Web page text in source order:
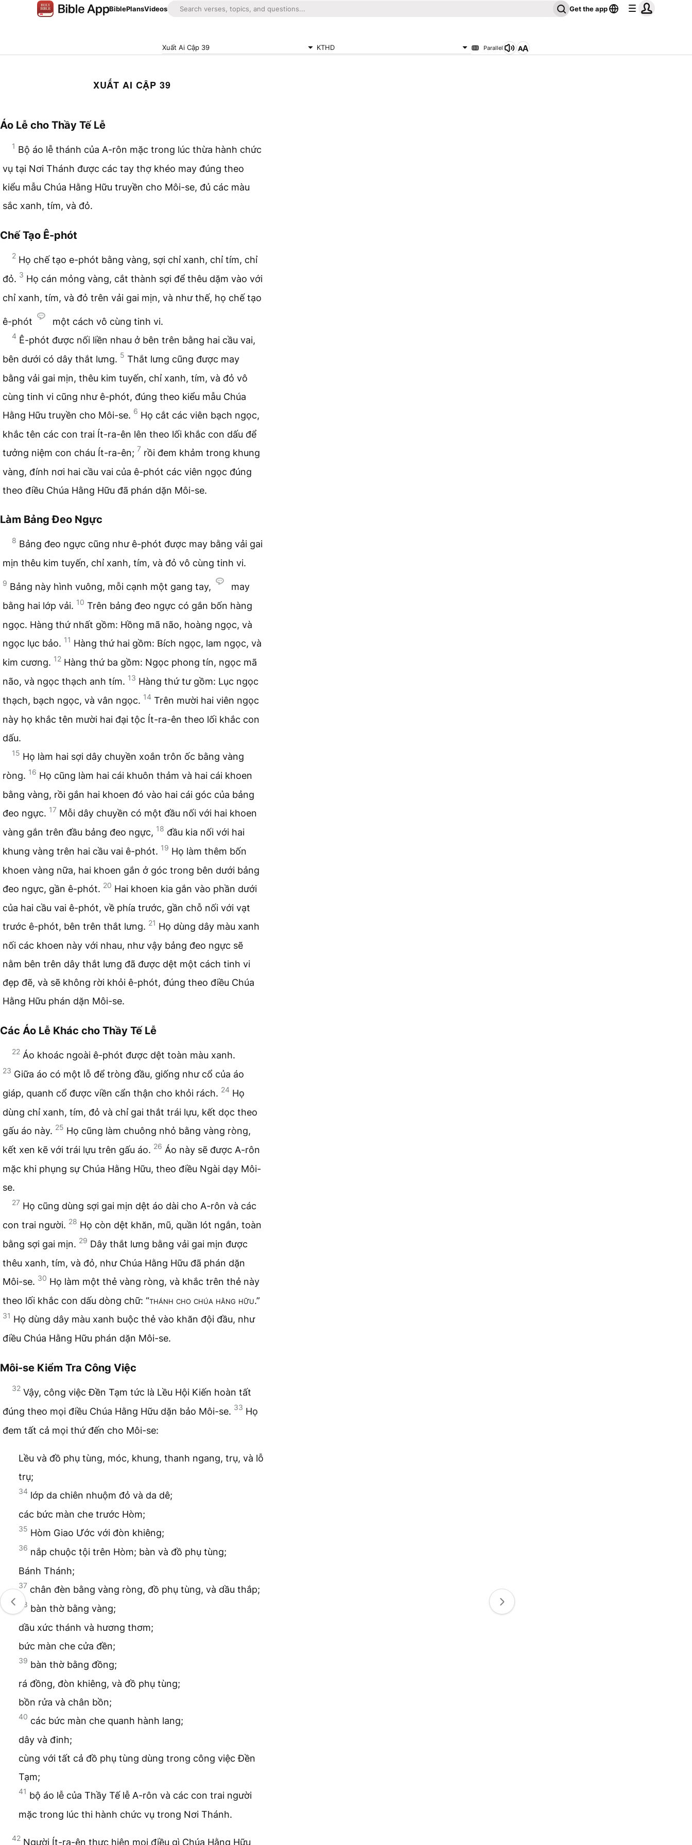
BiblePlansVideos Get the app
Xuất Ai Cập 39 KTHD Parallel
XUẤT AI CẬP 39
Áo Lễ cho Thầy Tế Lễ
1 Bộ áo lễ thánh của A-rôn mặc trong lúc thừa hành chức
vụ tại Nơi Thánh được các tay thợ khéo may đúng theo
kiểu mẫu Chúa Hằng Hữu truyền cho Môi-se, đủ các màu
sắc xanh, tím, và đỏ.
Chế Tạo Ê-phót
2 Họ chế tạo e-phót bằng vàng, sợi chỉ xanh, chỉ tím, chỉ
đỏ. 3 Họ cán mỏng vàng, cắt thành sợi để thêu dặm vào với
chỉ xanh, tím, và đỏ trên vải gai mịn, và như thế, họ chế tạo
ê-phót một cách vô cùng tinh vi.
4 Ê-phót được nối liền nhau ở bên trên bằng hai cầu vai,
bên dưới có dây thắt lưng. 5 Thắt lưng cũng được may
bằng vải gai mịn, thêu kim tuyến, chỉ xanh, tím, và đỏ vô
cùng tinh vi cũng như ê-phót, đúng theo kiểu mẫu Chúa
Hằng Hữu truyền cho Môi-se. 6 Họ cắt các viên bạch ngọc,
khắc tên các con trai Ít-ra-ên lên theo lối khắc con dấu để
tưởng niệm con cháu Ít-ra-ên; 7 rồi đem khảm trong khung
vàng, đính nơi hai cầu vai của ê-phót các viên ngọc đúng
theo điều Chúa Hằng Hữu đã phán dặn Môi-se.
Làm Bảng Đeo Ngực
8 Bảng đeo ngực cũng như ê-phót được may bằng vải gai
mịn thêu kim tuyến, chỉ xanh, tím, và đỏ vô cùng tinh vi.
9 Bảng này hình vuông, mỗi cạnh một gang tay,
may
bằng hai lớp vải. 10 Trên bảng đeo ngực có gắn bốn hàng
ngọc. Hàng thứ nhất gồm: Hồng mã não, hoàng ngọc, và
ngọc lục bảo. 11 Hàng thứ hai gồm: Bích ngọc, lam ngọc, và
kim cương. 12 Hàng thứ ba gồm: Ngọc phong tín, ngọc mã
não, và ngọc thạch anh tím. 13 Hàng thứ tư gồm: Lục ngọc
thạch, bạch ngọc, và vân ngọc. 14 Trên mười hai viên ngọc
này họ khắc tên mười hai đại tộc Ít-ra-ên theo lối khắc con
dấu.
15 Họ làm hai sợi dây chuyền xoắn trôn ốc bằng vàng
ròng. 16 Họ cũng làm hai cái khuôn thảm và hai cái khoen
bằng vàng, rồi gắn hai khoen đó vào hai cái góc của bảng
đeo ngực. 17 Mỗi dây chuyền có một đầu nối với hai khoen
vàng gắn trên đầu bảng đeo ngực, 18 đầu kia nối với hai
khung vàng trên hai cầu vai ê-phót. 19 Họ làm thêm bốn
khoen vàng nữa, hai khoen gắn ở góc trong bên dưới bảng
đeo ngực, gần ê-phót. 20 Hai khoen kia gắn vào phần dưới
của hai cầu vai ê-phót, về phía trước, gần chỗ nối với vạt
trước ê-phót, bên trên thắt lưng. 21 Họ dùng dây màu xanh
nối các khoen này với nhau, như vậy bảng đeo ngực sẽ
nằm bên trên dây thắt lưng đã được dệt một cách tinh vi
đẹp đẽ, và sẽ không rời khỏi ê-phót, đúng theo điều Chúa
Hằng Hữu phán dặn Môi-se.
Các Áo Lễ Khác cho Thầy Tế Lễ
22 Áo khoác ngoài ê-phót được dệt toàn màu xanh.
23 Giữa áo có một lỗ để tròng đầu, giống như cổ của áo
giáp, quanh cổ được viền cẩn thận cho khỏi rách. 24 Họ
dùng chỉ xanh, tím, đỏ và chỉ gai thắt trái lựu, kết dọc theo
gấu áo này. 25 Họ cũng làm chuông nhỏ bằng vàng ròng,
kết xen kẽ với trái lựu trên gấu áo. 26 Áo này sẽ được A-rôn
mặc khi phụng sự Chúa Hằng Hữu, theo điều Ngài dạy Môi-
se.
27 Họ cũng dùng sợi gai mịn dệt áo dài cho A-rôn và các
con trai người. 28 Họ còn dệt khăn, mũ, quần lót ngắn, toàn
bằng sợi gai mịn. 29 Dây thắt lưng bằng vải gai mịn được
thêu xanh, tím, và đỏ, như Chúa Hằng Hữu đã phán dặn
Môi-se. 30 Họ làm một thẻ vàng ròng, và khắc trên thẻ này
theo lối khắc con dấu dòng chữ: “thánh cho chúa hằng hữu.”
31 Họ dùng dây màu xanh buộc thẻ vào khăn đội đầu, như
điều Chúa Hằng Hữu phán dặn Môi-se.
Môi-se Kiểm Tra Công Việc
32 Vậy, công việc Đền Tạm tức là Lều Hội Kiến hoàn tất
đúng theo mọi điều Chúa Hằng Hữu dặn bảo Môi-se. 33 Họ
đem tất cả mọi thứ đến cho Môi-se:
Lều và đồ phụ tùng, móc, khung, thanh ngang, trụ, và lỗ
trụ;
34 lớp da chiên nhuộm đỏ và da dê;
các bức màn che trước Hòm;
35 Hòm Giao Ước với đòn khiêng;
36 nắp chuộc tội trên Hòm; bàn và đồ phụ tùng;
Bánh Thánh;
37 chân đèn bằng vàng ròng, đồ phụ tùng, và dầu thắp;
38 bàn thờ bằng vàng;
dầu xức thánh và hương thơm;
bức màn che cửa đền;
39 bàn thờ bằng đồng;
rá đồng, đòn khiêng, và đồ phụ tùng;
bồn rửa và chân bồn;
40 các bức màn che quanh hành lang;
dây và đinh;
cùng với tất cả đồ phụ tùng dùng trong công việc Đền
Tạm;
41 bộ áo lễ của Thầy Tế lễ A-rôn và các con trai người
mặc trong lúc thi hành chức vụ trong Nơi Thánh.
42 Người Ít-ra-ên thực hiện mọi điều gì Chúa Hằng Hữu